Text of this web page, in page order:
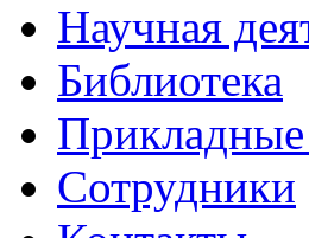
Научная
Библиотека
Прикладные
Сотрудники